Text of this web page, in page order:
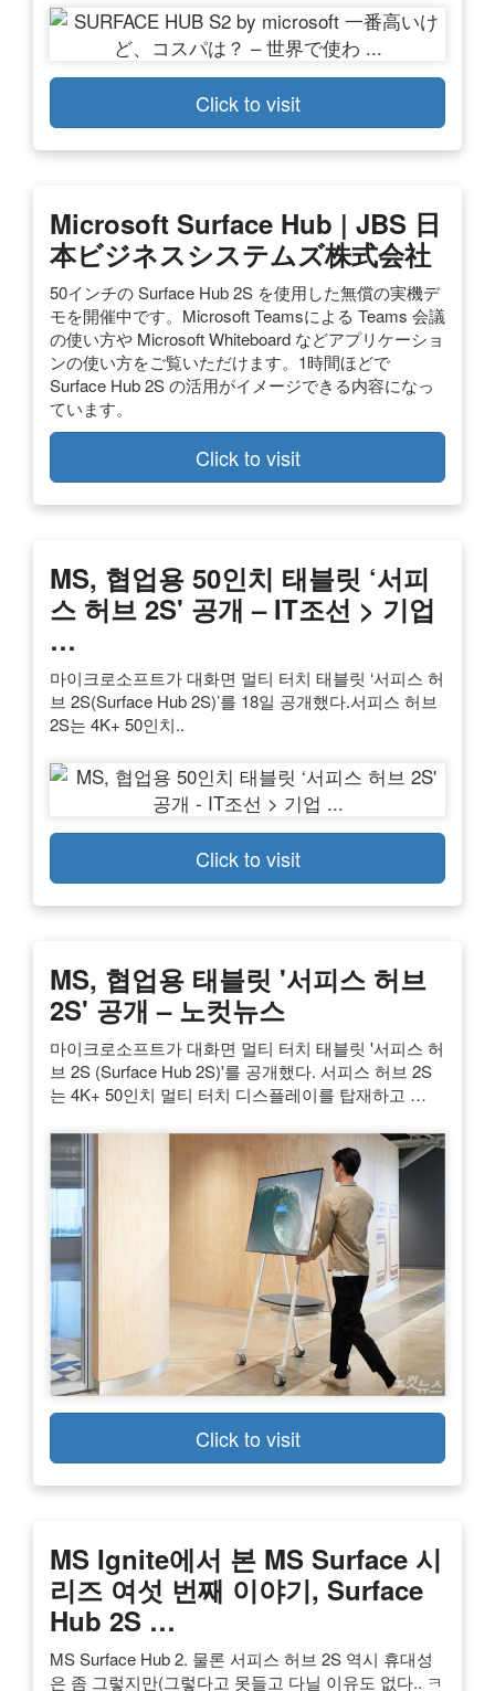
Click to visit
Microsoft Surface Hub | JBS 日
本ビジネスシステムズ株式会社
50インチの Surface Hub 2S を使用した無償の実機デ
モを開催中です。Microsoft Teamsによる Teams 会議
の使い方や Microsoft Whiteboard などアプリケーショ
ンの使い方をご覧いただけます。1時間ほどで
Surface Hub 2S の活用がイメージできる内容になっ
ています。
Click to visit
MS, 협업용 50인치 태블릿 ‘서피
스 허브 2S' 공개 – IT조선 > 기업
…
마이크로소프트가 대화면 멀티 터치 태블릿 ‘서피스 허
브 2S(Surface Hub 2S)’를 18일 공개했다.서피스 허브
2S는 4K+ 50인치..
Click to visit
MS, 협업용 태블릿 '서피스 허브
2S' 공개 – 노컷뉴스
마이크로소프트가 대화면 멀티 터치 태블릿 '서피스 허
브 2S (Surface Hub 2S)'를 공개했다. 서피스 허브 2S
는 4K+ 50인치 멀티 터치 디스플레이를 탑재하고 …
Click to visit
MS Ignite에서 본 MS Surface 시
리즈 여섯 번째 이야기, Surface
Hub 2S …
MS Surface Hub 2. 물론 서피스 허브 2S 역시 휴대성
은 좀 그렇지만(그렇다고 못들고 다닐 이유도 없다.. ㅋ